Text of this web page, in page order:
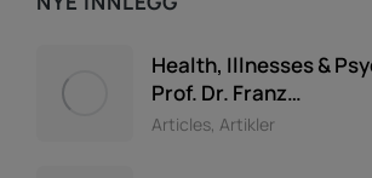
Health, Illnesses &
Prof. Dr. Franz…
Articles, Artikler